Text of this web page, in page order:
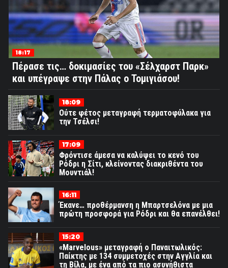
18:17
Πέρασε τις… δοκιμασίες του «Σέλχαρστ Παρκ»
και υπέγραψε στην Πάλας ο Τομιγιάσου!
18:09
Ούτε φέτος μεταγραφή τερματοφύλακα για
την Τσέλσι!
17:09
Φρόντισε άμεσα να καλύψει το κενό του
Ρόδρι η Σίτι, κλείνοντας διακριθέντα του
Μουντιάλ!
16:11
Έκανε… προθέρμανση η Μπαρτσελόνα με μια
πρώτη προσφορά για Ρόδρι και θα επανέλθει!
15:20
«Marvelous» μεταγραφή ο Παναιτωλικός:
Παίκτης με 134 συμμετοχές στην Αγγλία και
τη Βίλα, με ένα από τα πιο ασυνήθιστα